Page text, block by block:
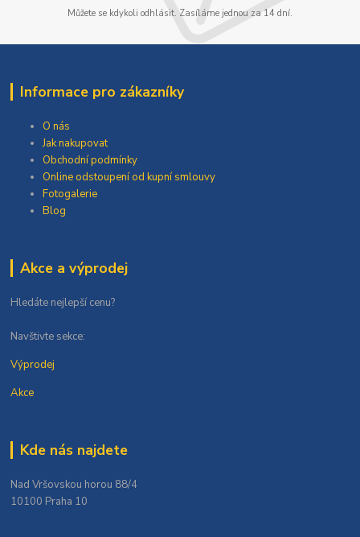
Můžete se kdykoli odhlásit. Zasíláme jednou za 14 dní.
Informace pro zákazníky
O nás
Jak nakupovat
Obchodní podmínky
Online odstoupení od kupní smlouvy
Fotogalerie
Blog
Akce a výprodej
Hledáte nejlepší cenu?
Navštivte sekce:
Výprodej
Akce
Kde nás najdete
Nad Vršovskou horou 88/4
10100 Praha 10